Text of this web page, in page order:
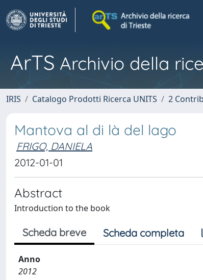
ArTS Archivio della
IRIS Catalogo Prodotti Ricerca UNITS 2
Mantova al di là del lago
FRIGO, DANIELA
2012-01-01
Abstract
Introduction to the book
Scheda breve Scheda completa
Anno
2012